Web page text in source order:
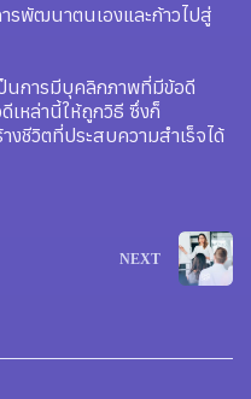
รพัฒนาตนเองและก้าวไปสู่
นการมีบุคลิกภาพที่มีข้อดี
ดีเหล่านี้ให้ถูกวิธี ซึ่งก็
ชีวิตที่ประสบความสำเร็จได้
NEXT